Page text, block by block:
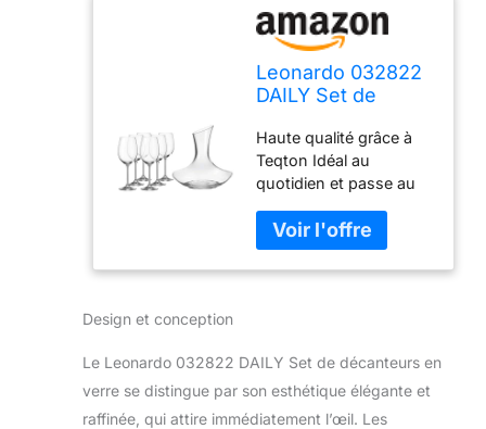
Leonardo 032822
DAILY Set de
verre
Haute qualité grâce à
Teqton Idéal au
quotidien et passe au
basique Capacité du
décanteur : 0,75 l (2 l
de volume plein).
Design et conception
Le Leonardo 032822 DAILY Set de décanteurs en
verre se distingue par son esthétique élégante et
raffinée, qui attire immédiatement l’œil. Les